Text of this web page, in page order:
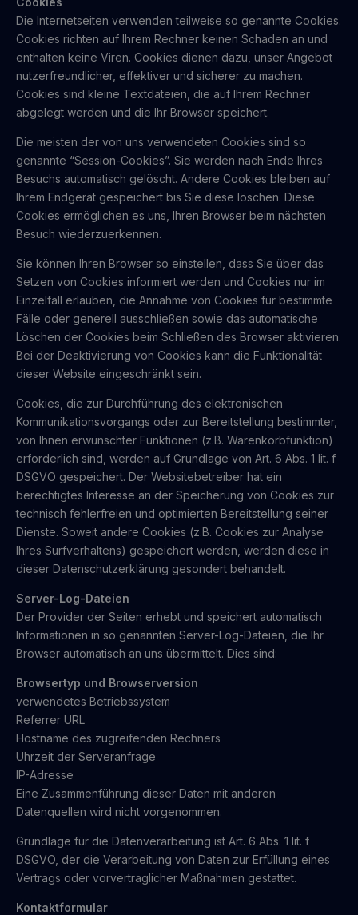
Die Internetseiten verwenden teilweise so genannte Cookies.
Cookies richten auf Ihrem Rechner keinen Schaden an und
enthalten keine Viren. Cookies dienen dazu, unser Angebot
nutzerfreundlicher, effektiver und sicherer zu machen.
Cookies sind kleine Textdateien, die auf Ihrem Rechner
abgelegt werden und die Ihr Browser speichert.
Die meisten der von uns verwendeten Cookies sind so
genannte “Session-Cookies”. Sie werden nach Ende Ihres
Besuchs automatisch gelöscht. Andere Cookies bleiben auf
Ihrem Endgerät gespeichert bis Sie diese löschen. Diese
Cookies ermöglichen es uns, Ihren Browser beim nächsten
Besuch wiederzuerkennen.
Sie können Ihren Browser so einstellen, dass Sie über das
Setzen von Cookies informiert werden und Cookies nur im
Einzelfall erlauben, die Annahme von Cookies für bestimmte
Fälle oder generell ausschließen sowie das automatische
Löschen der Cookies beim Schließen des Browser aktivieren.
Bei der Deaktivierung von Cookies kann die Funktionalität
dieser Website eingeschränkt sein.
Cookies, die zur Durchführung des elektronischen
Kommunikationsvorgangs oder zur Bereitstellung bestimmter,
von Ihnen erwünschter Funktionen (z.B. Warenkorbfunktion)
erforderlich sind, werden auf Grundlage von Art. 6 Abs. 1 lit. f
DSGVO gespeichert. Der Websitebetreiber hat ein
berechtigtes Interesse an der Speicherung von Cookies zur
technisch fehlerfreien und optimierten Bereitstellung seiner
Dienste. Soweit andere Cookies (z.B. Cookies zur Analyse
Ihres Surfverhaltens) gespeichert werden, werden diese in
dieser Datenschutzerklärung gesondert behandelt.
Server-Log-Dateien
Der Provider der Seiten erhebt und speichert automatisch
Informationen in so genannten Server-Log-Dateien, die Ihr
Browser automatisch an uns übermittelt. Dies sind:
Browsertyp und Browserversion
verwendetes Betriebssystem
Referrer URL
Hostname des zugreifenden Rechners
Uhrzeit der Serveranfrage
IP-Adresse
Eine Zusammenführung dieser Daten mit anderen
Datenquellen wird nicht vorgenommen.
Grundlage für die Datenverarbeitung ist Art. 6 Abs. 1 lit. f
DSGVO, der die Verarbeitung von Daten zur Erfüllung eines
Vertrags oder vorvertraglicher Maßnahmen gestattet.
Kontaktformular